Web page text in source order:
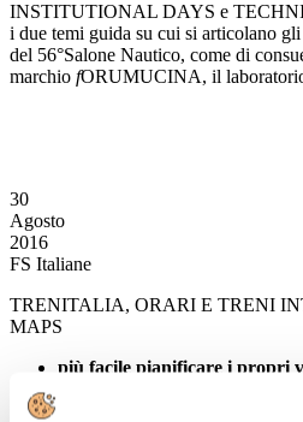
INSTITUTIONAL DAYS e
i due temi guida su cui si articolano
del 56°Salone Nautico, come di
marchio fORUMUCINA, il
30
Agosto
2016
FS Italiane
TRENITALIA, ORARI E TRENI
MAPS
più facile pianificare i propri
funzionalità Google Maps da
infomobilità integrata fra